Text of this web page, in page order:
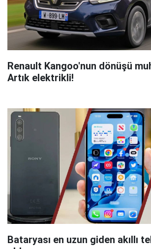
Renault Kangoo'nun dönüşü
Artık elektrikli!
Bataryası en uzun giden akıllı